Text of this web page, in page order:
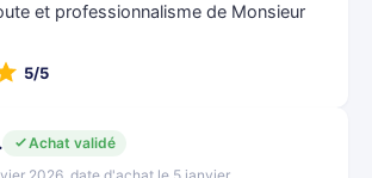
et professionnalisme de Monsieur
5/5
Achat validé